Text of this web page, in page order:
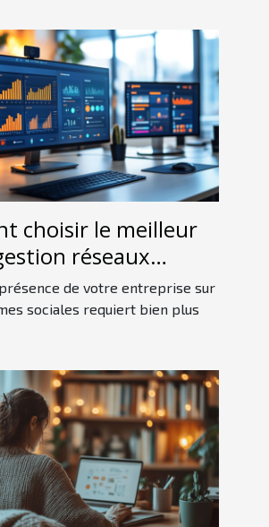
choisir le meilleur
réseaux
votre entreprise
de votre entreprise sur
sociales requiert bien plus